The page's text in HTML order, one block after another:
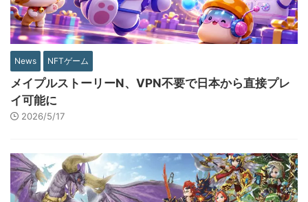
News NFTゲーム
メイプルストーリーN、VPN不要で日本から直接プレ
イ可能に
2026/5/17